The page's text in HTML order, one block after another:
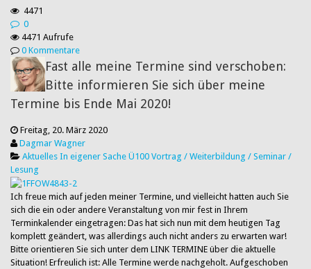
4471
0
4471 Aufrufe
0 Kommentare
Fast alle meine Termine sind verschoben:
Bitte informieren Sie sich über meine
Termine bis Ende Mai 2020!
Freitag, 20. März 2020
Dagmar Wagner
Aktuelles In eigener Sache Ü100 Vortrag / Weiterbildung / Seminar /
Lesung
Ich freue mich auf jeden meiner Termine, und vielleicht hatten auch Sie
sich die ein oder andere Veranstaltung​ von mir fest in Ihrem
Terminkalender eingetragen: Das hat sich nun mit dem heutigen Tag
komplett geändert, was allerdings auch nicht anders zu erwarten war!
Bitte orientieren Sie sich unter dem LINK TERMINE über die aktuelle
Situation! Erfreulich ist: Alle Termine werde nachgeholt. Aufgeschoben